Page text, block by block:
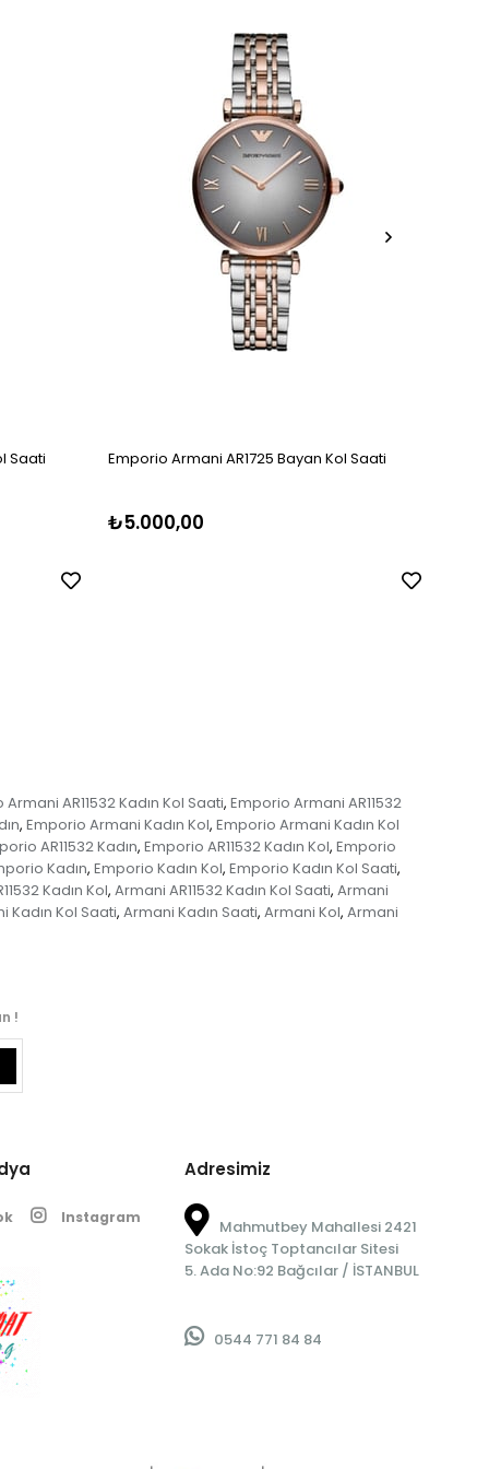
Saati Emporio Armani AR1725 Bayan Kol Saati
₺5.000,00
AR11532 Kadın Kol Saati, Emporio Armani AR11532
, Emporio Armani Kadın Kol, Emporio Armani Kadın Kol
AR11532 Kadın, Emporio AR11532 Kadın Kol, Emporio
Kadın, Emporio Kadın Kol, Emporio Kadın Kol Saati,
Kadın Kol, Armani AR11532 Kadın Kol Saati, Armani
Kadın Kol Saati, Armani Kadın Saati, Armani Kol, Armani
!
Instagram
Adresimiz
Mahmutbey Mahallesi 2421
Sokak İstoç Toptancılar Sitesi
5. Ada No:92 Bağcılar / İSTANBUL
0544 771 84 84